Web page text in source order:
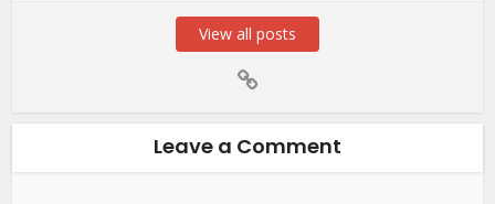
View all posts
Leave a Comment